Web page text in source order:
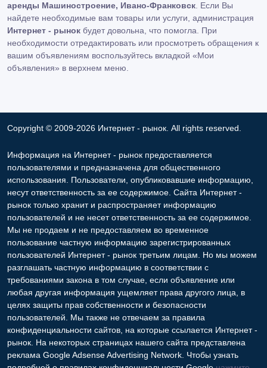
аренды Машиностроение, Ивано-Франковск . Если Вы
найдете необходимые вам товары или услуги, администрация
Интернет - рынок будет довольна, что помогла. При
необходимости отредактировать или просмотреть обращения к
вашим объявлениям воспользуйтесь вкладкой «Мои
объявления» в верхнем меню.
Copyright © 2009-2026 Интернет - рынок. All rights reserved.
Информация на Интернет - рынок предоставляется
пользователями и предназначена для общественного
использования. Пользователи, опубликовавшие информацию,
несут ответственность за ее содержимое. Сайта Интернет -
рынок только хранит и распространяет информацию
пользователей и не несет ответственность за ее содержимое.
Мы не продаем и не предоставляем во временное
пользование частную информацию зарегистрированных
пользователей Интернет - рынок третьим лицам. Но мы можем
разглашать частную информацию в соответствии с
требованиями закона в том случае, если объявление или
любая другая информация ущемляет права другого лица, в
целях защиты прав собственности и безопасности
пользователей. Мы также не отвечаем за правила
конфиденциальности сайтов, на которые ссылается Интернет -
рынок. На некоторых страницах нашего сайта представлена
реклама Google Adsense Advertising Network. Чтобы узнать